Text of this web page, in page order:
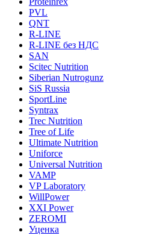
PVL
QNT
R-LINE
R-LINE без НДС
SAN
Scitec Nutrition
Siberian Nutrogunz
SiS Russia
SportLine
Syntrax
Trec Nutrition
Tree of Life
Ultimate Nutrition
Uniforce
Universal Nutrition
VAMP
VP Laboratory
WillPower
XXI Power
ZEROMI
Уценка